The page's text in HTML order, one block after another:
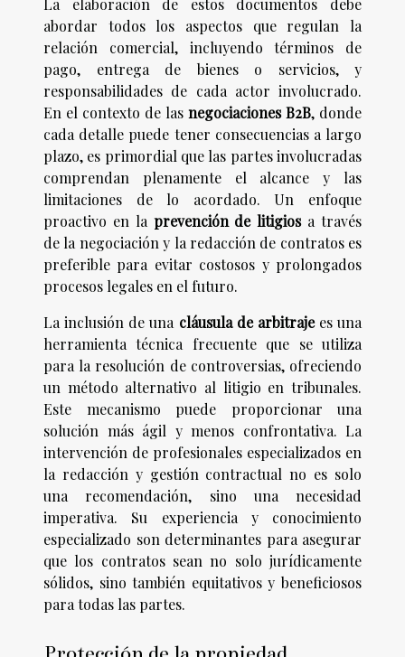
La elaboración de estos documentos debe
abordar todos los aspectos que regulan la
relación comercial, incluyendo términos de
pago, entrega de bienes o servicios, y
responsabilidades de cada actor involucrado.
En el contexto de las negociaciones B2B, donde
cada detalle puede tener consecuencias a largo
plazo, es primordial que las partes involucradas
comprendan plenamente el alcance y las
limitaciones de lo acordado. Un enfoque
proactivo en la prevención de litigiosa través
de la negociación y la redacción de contratos es
preferible para evitar costosos y prolongados
procesos legales en el futuro.
La inclusión de una cláusula de arbitrajees una
herramienta técnica frecuente que se utiliza
para la resolución de controversias, ofreciendo
un método alternativo al litigio en tribunales.
Este mecanismo puede proporcionar una
solución más ágil y menos confrontativa. La
intervención de profesionales especializados en
la redacción y gestión contractual no es solo
una recomendación, sino una necesidad
imperativa. Su experiencia y conocimiento
especializado son determinantes para asegurar
que los contratos sean no solo jurídicamente
sólidos, sino también equitativos y beneficiosos
para todas las partes.